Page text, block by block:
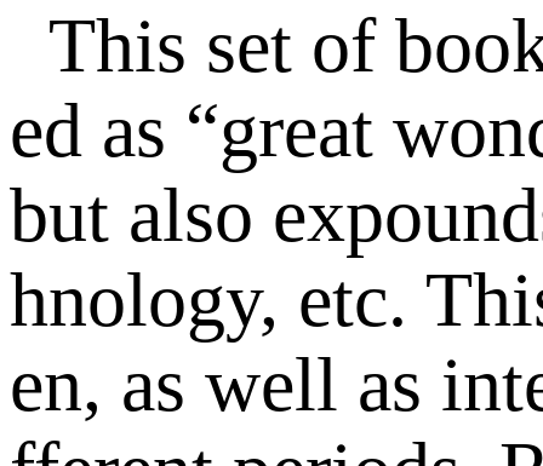
This set of
ed as “great
but also
hnology, etc.
en, as well as